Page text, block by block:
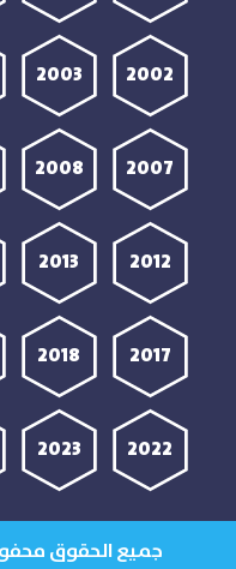
2002
2003
2007
2008
2012
2013
2017
2018
2022
2023
جميع الحقوق